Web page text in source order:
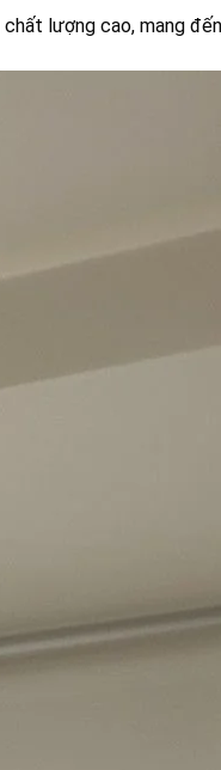
chất lượng cao, mang